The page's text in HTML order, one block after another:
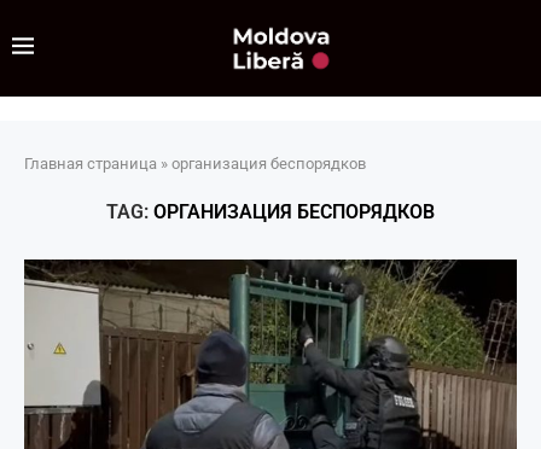
Главная страница » организация беспорядков
TAG: ОРГАНИЗАЦИЯ БЕСПОРЯДКОВ